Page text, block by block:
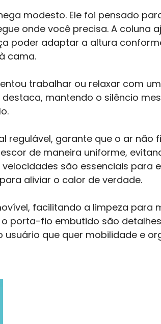
modesto. Ele foi pensado
onde você precisa. A coluna
poder adaptar a altura
cama.
trabalhar ou relaxar com
mantendo o silêncio
regulável, garante que o ar não
de maneira uniforme,
são essenciais para
aliviar o calor de verdade.
facilitando a limpeza para
porta-fio embutido são
que quer mobilidade e